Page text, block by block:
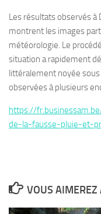
Les résultats observés à
montrent les images
météorologie. Le
situation a rapidement
littéralement noyée
observées à plusieurs
https://
de-la-fausse-pluie-et-
VOUS AIMEREZ